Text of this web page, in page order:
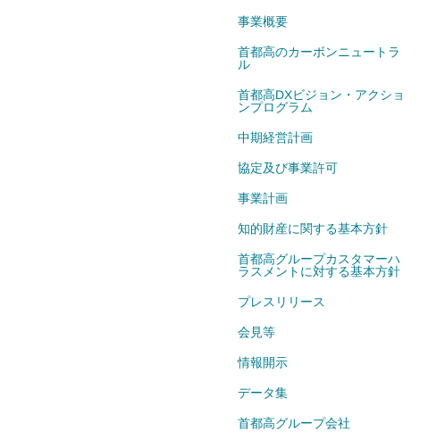
事業概要
首都高のカーボンニュートラ
ル
首都高DXビジョン・アクショ
ンプログラム
中期経営計画
協定及び事業許可
事業計画
知的財産に関する基本方針
首都高グループカスタマーハ
ラスメントに対する基本方針
プレスリリース
会見等
情報開示
データ集
首都高グループ会社